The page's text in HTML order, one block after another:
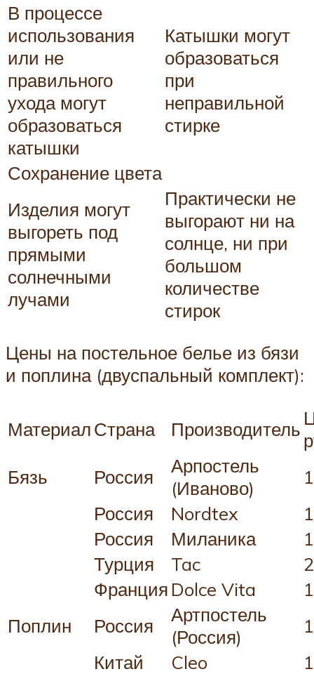
В процессе
использования
или не
правильного
ухода могут
образоваться
катышки
Катышки могут
образоваться
при
неправильной
стирке
Сохранение цвета
Изделия могут
выгореть под
прямыми
солнечными
лучами
Практически не
выгорают ни на
солнце, ни при
большом
количестве
стирок
Цены на постельное белье из бязи
и поплина (двуспальный комплект):
МатериалСтрана Производитель
Бязь
Россия
Арпостель
(Иваново)
Россия
Nordtex
Россия
Миланика
Турция
Tac
Франция Dolce Vita
Поплин
Россия
Артпостель
(Россия)
Китай
Cleo